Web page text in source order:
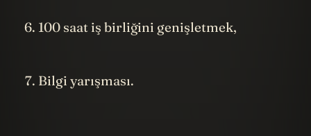
100 saat iş birliğini genişletmek,
Bilgi yarışması.